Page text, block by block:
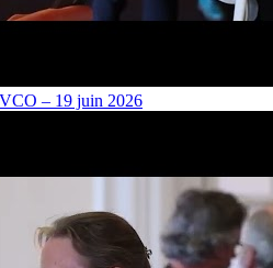
– 19 juin 2026